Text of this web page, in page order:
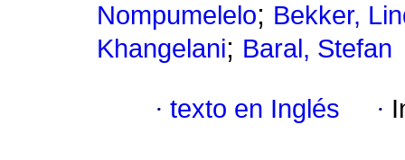
Nompumelelo; Bekker,
Khangelani; Baral, Stefan
· texto en Inglés ·